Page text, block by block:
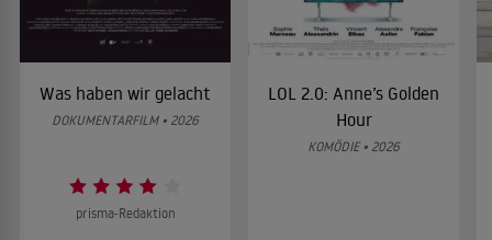
Was haben wir gelacht
DOKUMENTARFILM • 2026
prisma-Redaktion
LOL 2.0: Anne’s Golden
Hour
KOMÖDIE • 2026